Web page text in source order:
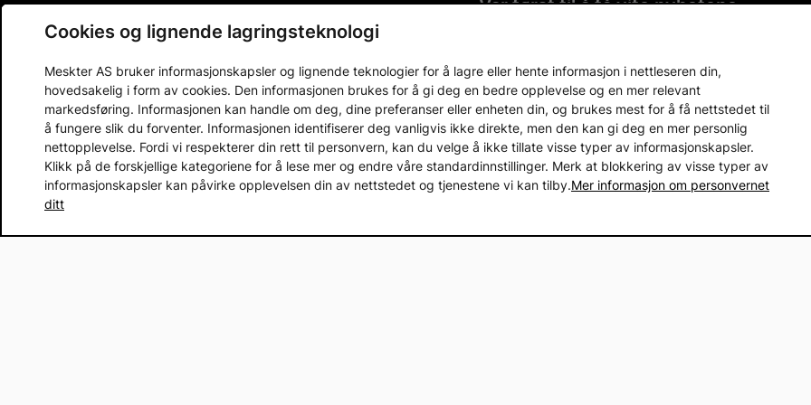
Var først til å få vite nyhetene
Prenumerera på vårt nyhetsbrev och var först att få reda på nyheter
Email address
Kjøpsbetingelser og informasjon
Betalingsmåte
Kundeservice
Produkter og løsninger
Cookies og lignende lagringsteknologi
Meskter AS bruker informasjonskapsler og lignende teknologier for å lagre eller hente informasjon i nettleseren din,
hovedsakelig i form av cookies. Den informasjonen brukes for å gi deg en bedre opplevelse og en mer relevant
markedsføring. Informasjonen kan handle om deg, dine preferanser eller enheten din, og brukes mest for å få nettstedet til
å fungere slik du forventer. Informasjonen identifiserer deg vanligvis ikke direkte, men den kan gi deg en mer personlig
nettopplevelse. Fordi vi respekterer din rett til personvern, kan du velge å ikke tillate visse typer av informasjonskapsler.
Klikk på de forskjellige kategoriene for å lese mer og endre våre standardinnstillinger. Merk at blokkering av visse typer av
informasjonskapsler kan påvirke opplevelsen din av nettstedet og tjenestene vi kan tilby.Mer informasjon om personvernet
ditt